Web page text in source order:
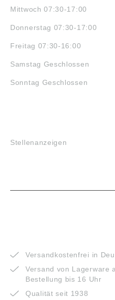
Mittwoch 07:30-17:00
Donnerstag 07:30-17:00
Freitag 07:30-16:00
Samstag Geschlossen
Sonntag Geschlossen
Stellenanzeigen
Versandkostenfrei in
Versand von Lagerware
Bestellung bis 16 Uhr
Qualität seit 1938